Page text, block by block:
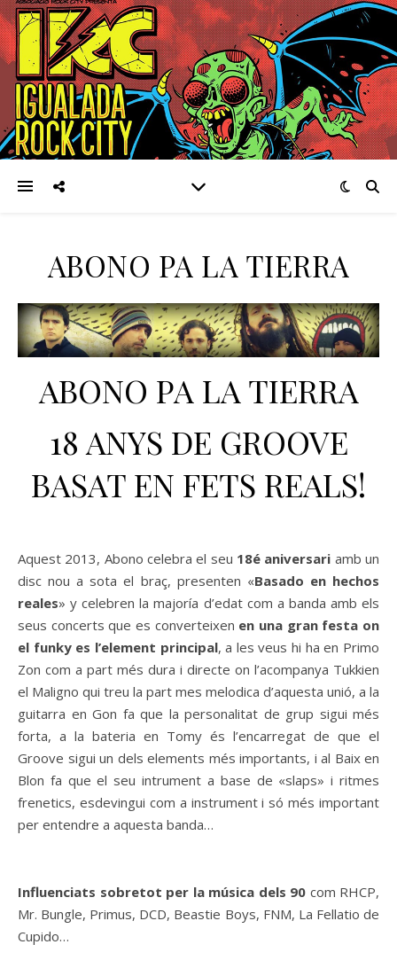
ABONO PA LA TIERRA
ABONO PA LA TIERRA
18 ANYS DE GROOVE
BASAT EN FETS REALS!
Aquest 2013, Abono celebra el seu 18é aniversari amb un
disc nou a sota el braç, presenten «Basado en hechos
reales» y celebren la majoría d’edat com a banda amb els
seus concerts que es converteixen en una gran festa on
el funky es l’element principal, a les veus hi ha en Primo
Zon com a part més dura i directe on l’acompanya Tukkien
el Maligno qui treu la part mes melodica d’aquesta unió, a la
guitarra en Gon fa que la personalitat de grup sigui més
forta, a la bateria en Tomy és l’encarregat de que el
Groove sigui un dels elements més importants, i al Baix en
Blon fa que el seu intrument a base de «slaps» i ritmes
frenetics, esdevingui com a instrument i só més important
per entendre a aquesta banda…
Influenciats sobretot per la música dels 90 com RHCP,
Mr. Bungle, Primus, DCD, Beastie Boys, FNM, La Fellatio de
Cupido…